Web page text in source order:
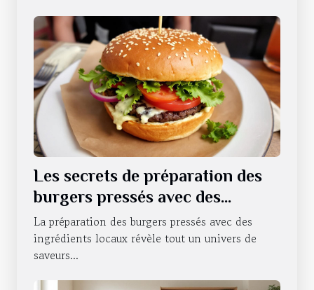
Les secrets de préparation des
burgers pressés avec des
ingrédients locaux
La préparation des burgers pressés avec des
ingrédients locaux révèle tout un univers de
saveurs...